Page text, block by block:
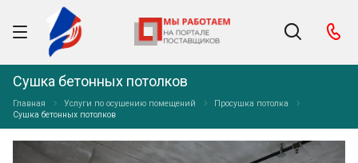
Сушка бетонных потолков
Главная Услуги по осушению помещений
Просушка потолка
Сушка бетонных потолков